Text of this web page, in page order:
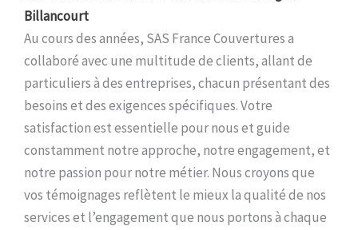
Billancourt
Au cours des années, SAS France Couvertures a
collaboré avec une multitude de clients, allant de
particuliers à des entreprises, chacun présentant des
besoins et des exigences spécifiques. Votre
satisfaction est essentielle pour nous et guide
constamment notre approche, notre engagement, et
notre passion pour notre métier. Nous croyons que
vos témoignages reflètent le mieux la qualité de nos
services et l’engagement que nous portons à chaque